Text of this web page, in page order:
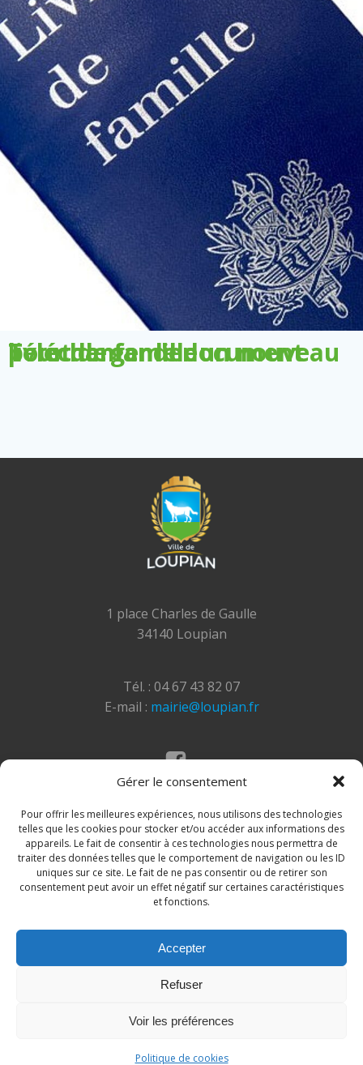
Gérer le consentement
Pour offrir les meilleures expériences, nous utilisons des technologies
telles que les cookies pour stocker et/ou accéder aux informations des
appareils. Le fait de consentir à ces technologies nous permettra de
traiter des données telles que le comportement de navigation ou les ID
uniques sur ce site. Le fait de ne pas consentir ou de retirer son
consentement peut avoir un effet négatif sur certaines caractéristiques
et fonctions.
Accepter
Refuser
Voir les préférences
Politique de cookies
Télécharger le document pour demander un nouveau livret de famille
1 place Charles de Gaulle
34140 Loupian
Tél. : 04 67 43 82 07
E-mail : mairie@loupian.fr
© 2026 Site de la commune de Loupian. Un service
proposé parComm'un Site